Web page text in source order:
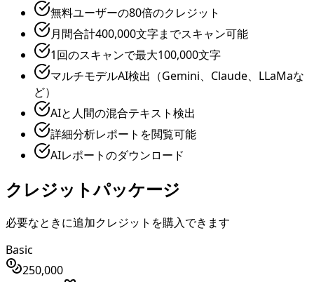
無料ユーザーの80倍のクレジット
月間合計400,000文字までスキャン可能
1回のスキャンで最大100,000文字
マルチモデルAI検出（Gemini、Claude、LLaMaな
ど）
AIと人間の混合テキスト検出
詳細分析レポートを閲覧可能
AIレポートのダウンロード
クレジットパッケージ
必要なときに追加クレジットを購入できます
Basic
250,000